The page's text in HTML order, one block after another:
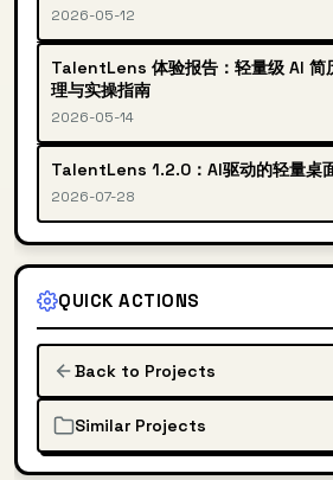
2026-05-12
TalentLens 体验报告：轻量级 AI 简
理与实操指南
2026-05-14
TalentLens 1.2.0：AI驱动的轻量桌
2026-07-28
QUICK ACTIONS
Back to Projects
Similar Projects